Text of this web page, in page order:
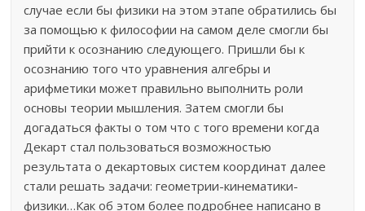
случае если бы физики на этом этапе обратились бы
за помощью к философии на самом деле смогли бы
прийти к осознанию следующего. Пришли бы к
осознанию того что уравнения алгебры и
арифметики может правильно выполнить роли
основы теории мышления. Затем смогли бы
догадаться факты о том что с того времени когда
Декарт стал пользоваться возможностью
результата о декартовых систем координат далее
стали решать задачи: геометрии-кинематики-
физики…Как об этом более подробнее написано в